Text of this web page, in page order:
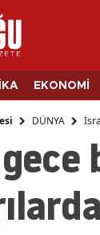
EKONOMİ
DÜNYA